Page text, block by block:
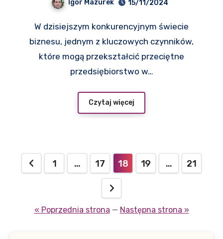
Igor Mazurek 15/11/2024
W dzisiejszym konkurencyjnym świecie
biznesu, jednym z kluczowych czynników,
które mogą przekształcić przeciętne
przedsiębiorstwo w…
Czytaj więcej
Stronicowanie
1 … 17 18 19 … 21
« Poprzednia strona — Następna strona »